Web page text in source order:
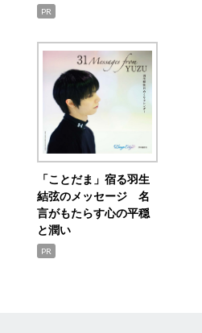
PR
「ことだま」宿る羽生
結弦のメッセージ 名
言がもたらす心の平穏
と潤い
PR